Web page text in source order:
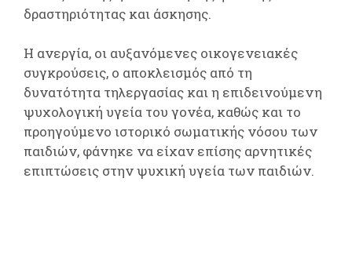
δραστηριότητας και άσκησης.
Η ανεργία, οι αυξανόμενες οικογενειακές
συγκρούσεις, ο αποκλεισμός από τη
δυνατότητα τηλεργασίας και η επιδεινούμενη
ψυχολογική υγεία του γονέα, καθώς και το
προηγούμενο ιστορικό σωματικής νόσου των
παιδιών, φάνηκε να είχαν επίσης αρνητικές
επιπτώσεις στην ψυχική υγεία των παιδιών.